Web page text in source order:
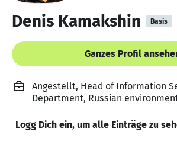
Denis Kamakshin Basis
Ganzes Profil
Angestellt, Head of Information
Department, Russian
Logg Dich ein, um alle Einträge zu